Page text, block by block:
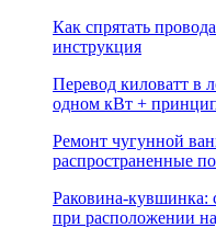
Как спрятать
инструкция
Перевод киловатт в
одном кВт +
Ремонт чугунной
распространенные
Раковина-кувшинка:
при расположении